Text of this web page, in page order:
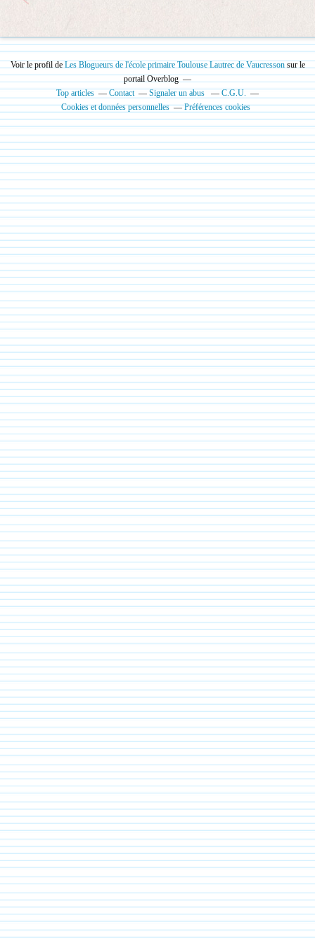
Voir le profil de Les Blogueurs de l'école primaire Toulouse Lautrec de Vaucressonsur le
portail Overblog
Top articles
Contact Signaler un abus
C.G.U.
Cookies et données personnelles
Préférences cookies